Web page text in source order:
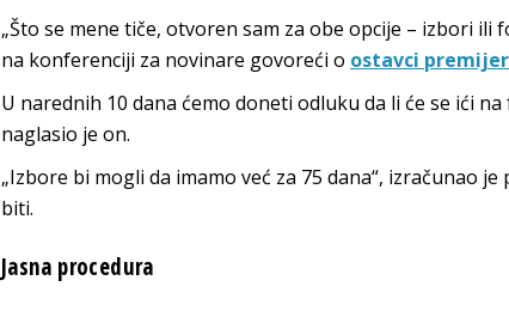
„Što se mene tiče, otvoren sam za obe opcije – izbori ili
na konferenciji za novinare govoreći o ostavci
U narednih 10 dana ćemo doneti odluku da li će se ići
naglasio je on.
„Izbore bi mogli da imamo već za 75 dana“, izračunao
biti.
Jasna procedura